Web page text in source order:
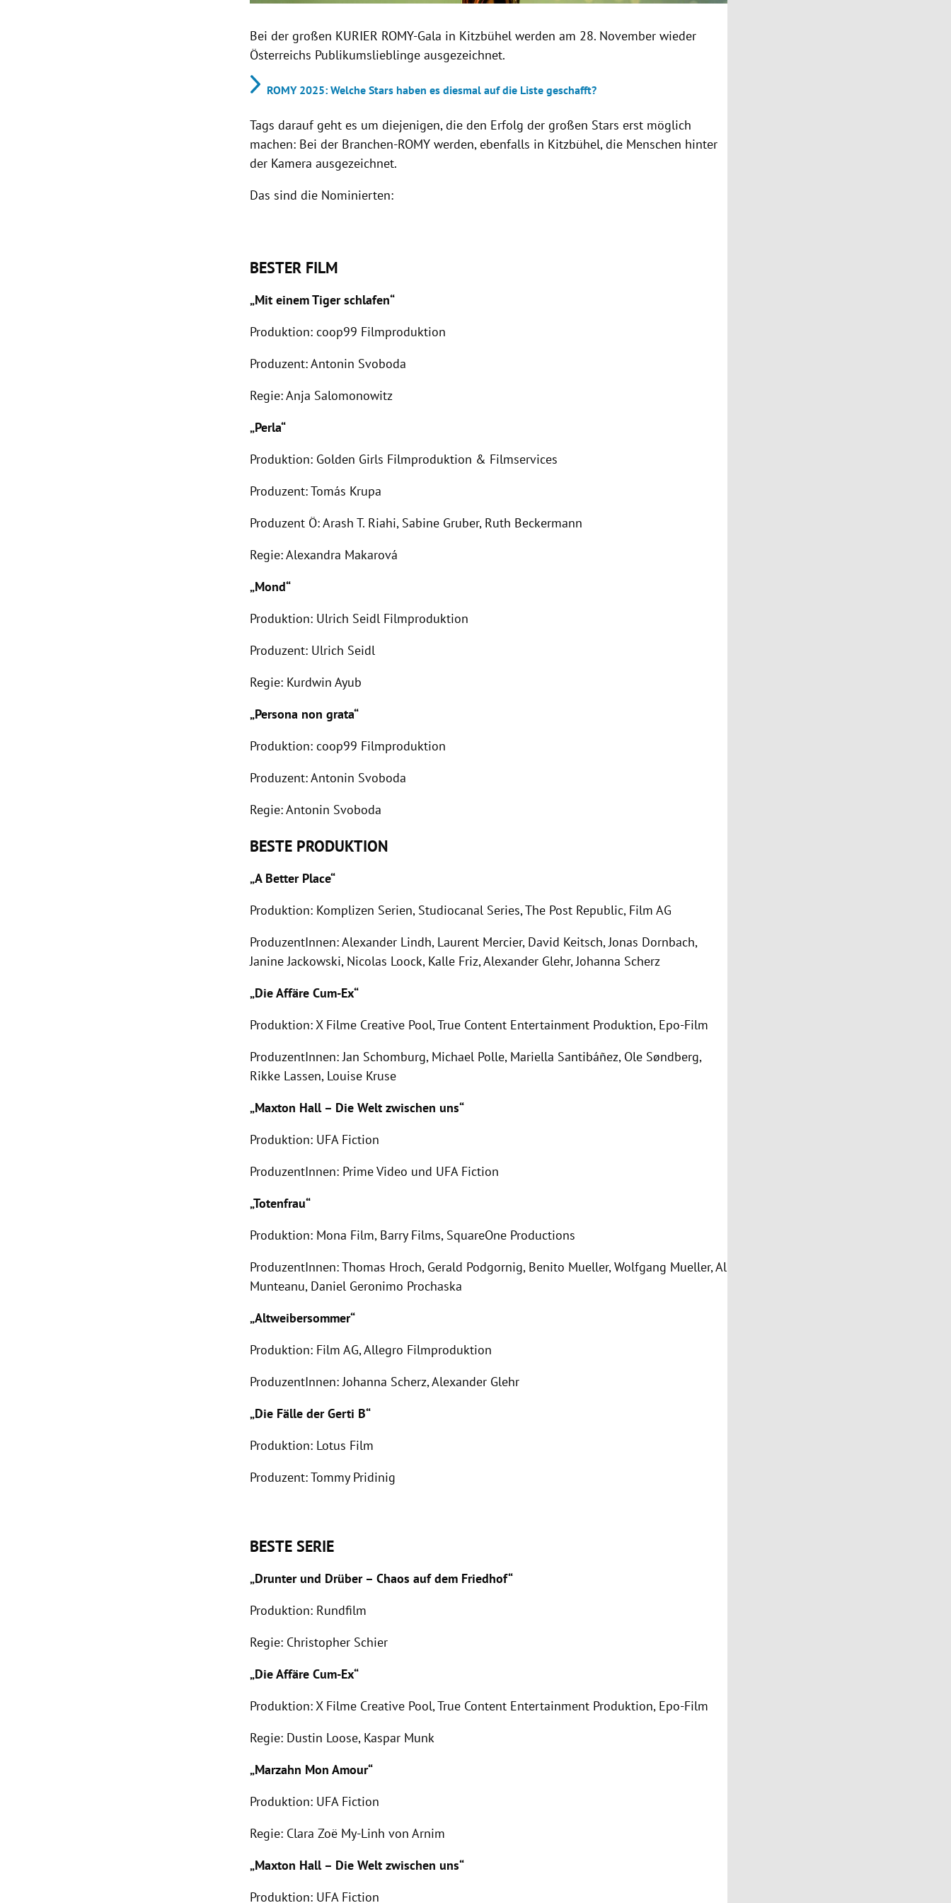
Bei der großen KURIER ROMY-Gala in Kitzbühel werden am 28. November wieder
Österreichs Publikumslieblinge ausgezeichnet.
ROMY 2025: Welche Stars haben es diesmal auf die Liste geschafft?
Tags darauf geht es um diejenigen, die den Erfolg der großen Stars erst möglich
machen: Bei der Branchen-ROMY werden, ebenfalls in Kitzbühel, die Menschen hinter
der Kamera ausgezeichnet.
Das sind die Nominierten:
BESTER FILM
„Mit einem Tiger schlafen“
Produktion: coop99 Filmproduktion
Produzent: Antonin Svoboda
Regie: Anja Salomonowitz
„Perla“
Produktion: Golden Girls Filmproduktion & Filmservices
Produzent: Tomás Krupa
Produzent Ö: Arash T. Riahi, Sabine Gruber, Ruth Beckermann
Regie: Alexandra Makarová
„Mond“
Produktion: Ulrich Seidl Filmproduktion
Produzent: Ulrich Seidl
Regie: Kurdwin Ayub
„Persona non grata“
Produktion: coop99 Filmproduktion
Produzent: Antonin Svoboda
Regie: Antonin Svoboda
BESTE PRODUKTION
„A Better Place“
Produktion: Komplizen Serien, Studiocanal Series, The Post Republic, Film AG
ProduzentInnen: Alexander Lindh, Laurent Mercier, David Keitsch, Jonas Dornbach,
Janine Jackowski, Nicolas Loock, Kalle Friz, Alexander Glehr, Johanna Scherz
„Die Affäre Cum-Ex“
Produktion: X Filme Creative Pool, True Content Entertainment Produktion, Epo-Film
ProduzentInnen: Jan Schomburg, Michael Polle, Mariella Santibáñez, Ole Søndberg,
Rikke Lassen, Louise Kruse
„Maxton Hall – Die Welt zwischen uns“
Produktion: UFA Fiction
ProduzentInnen: Prime Video und UFA Fiction
„Totenfrau“
Produktion: Mona Film, Barry Films, SquareOne Productions
ProduzentInnen: Thomas Hroch, Gerald Podgornig, Benito Mueller, Wolfgang Mueller, Al
Munteanu, Daniel Geronimo Prochaska
„Altweibersommer“
Produktion: Film AG, Allegro Filmproduktion
ProduzentInnen: Johanna Scherz, Alexander Glehr
„Die Fälle der Gerti B“
Produktion: Lotus Film
Produzent: Tommy Pridinig
BESTE SERIE
„Drunter und Drüber – Chaos auf dem Friedhof“
Produktion: Rundfilm
Regie: Christopher Schier
„Die Affäre Cum-Ex“
Produktion: X Filme Creative Pool, True Content Entertainment Produktion, Epo-Film
Regie: Dustin Loose, Kaspar Munk
„Marzahn Mon Amour“
Produktion: UFA Fiction
Regie: Clara Zoë My-Linh von Arnim
„Maxton Hall – Die Welt zwischen uns“
Produktion: UFA Fiction